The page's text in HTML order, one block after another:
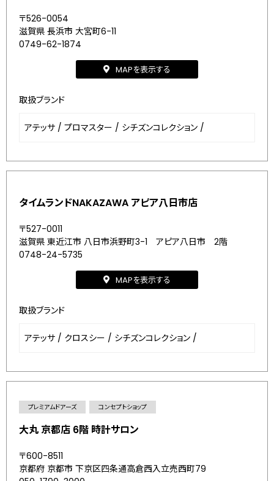
〒526-0054
滋賀県 長浜市 大宮町6-11
0749-62-1874
MAPを表示する
取扱ブランド
アテッサ / プロマスター / シチズンコレクション /
タイムランドNAKAZAWA アピア八日市店
〒527-0011
滋賀県 東近江市 八日市浜野町3-1 アピア八日市 2階
0748-24-5735
MAPを表示する
取扱ブランド
アテッサ / クロスシー / シチズンコレクション /
プレミアムドアーズ コンセプトショップ
大丸 京都店 6階 時計サロン
〒600-8511
京都府 京都市 下京区四条通高倉西入立売西町79